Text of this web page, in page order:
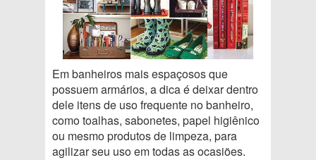
Em banheiros mais espaçosos que
possuem armários, a dica é deixar dentro
dele itens de uso frequente no banheiro,
como toalhas, sabonetes, papel higiênico
ou mesmo produtos de limpeza, para
agilizar seu uso em todas as ocasiões.